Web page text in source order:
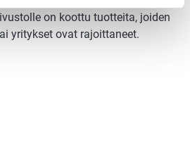
on koottu tuotteita, joiden
yritykset ovat rajoittaneet.